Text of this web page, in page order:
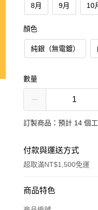
8月 9月 10
顏色
純銀（無電鍍）
數量
訂製商品：預計 14 個
付款與運送方式
超取滿NT$1,500免運
付款方式
信用卡一次付款
商品特色